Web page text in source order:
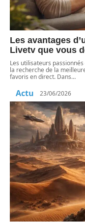
Les avantages
Livetv que vous
Les utilisateurs
la recherche de la
favoris en direct. Dans…
Actu 23/06/2026